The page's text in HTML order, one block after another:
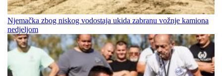
Njemačka zbog niskog vodostaja ukida zabranu vožnje kamiona
nedjeljom